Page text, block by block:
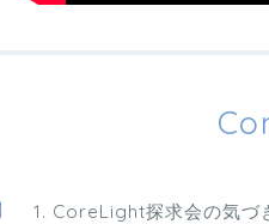
1. CoreLight探求会の気づ